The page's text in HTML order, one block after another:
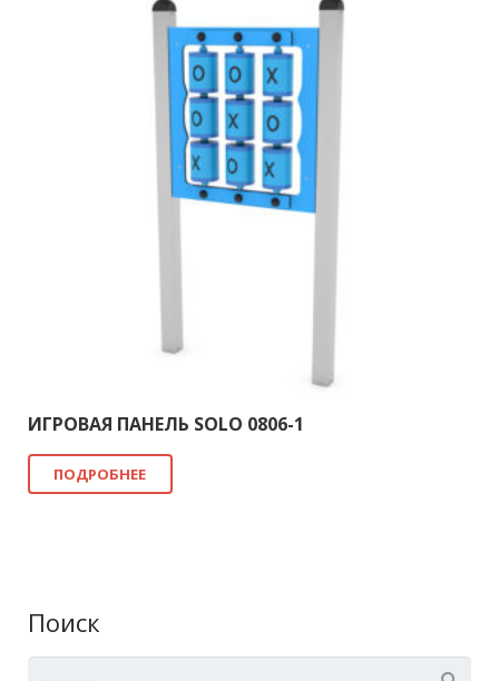
ИГРОВАЯ ПАНЕЛЬ SOLO 0806-1
ПОДРОБНЕЕ
Поиск